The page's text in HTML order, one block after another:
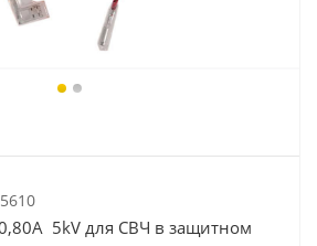
5kV для СВЧ в защитном